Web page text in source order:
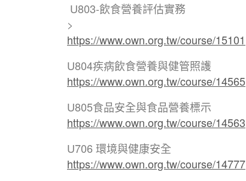
U803-飲食營養評估實務
>
https://www.own.org.tw/course/15101
U804疾病飲食營養與健管照護
https://www.own.org.tw/course/14565
U805食品安全與食品營養標⽰
https://www.own.org.tw/course/14563
U706 環境與健康安全
https://www.own.org.tw/course/14777